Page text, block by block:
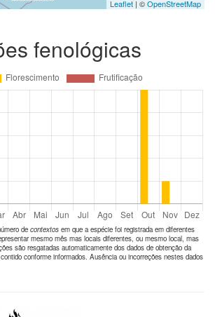
Leaflet | ©OpenStreetMap
fenológicas
de contextos em que a espécie foi registrada em diferentes
mesmo mês mas locais diferentes, ou mesmo local, mas
são resgatadas automaticamente dos dados de obtenção da
conforme informados. Ausência ou incorreções nestes dados